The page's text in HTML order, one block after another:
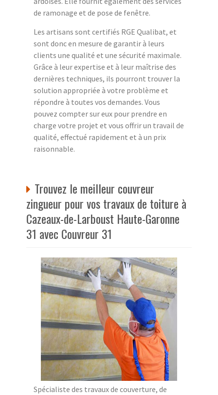
de ramonage et de pose de fenêtre.
Les artisans sont certifiés RGE Qualibat, et
sont donc en mesure de garantir à leurs
clients une qualité et une sécurité maximale.
Grâce à leur expertise et à leur maîtrise des
dernières techniques, ils pourront trouver la
solution appropriée à votre problème et
répondre à toutes vos demandes. Vous
pouvez compter sur eux pour prendre en
charge votre projet et vous offrir un travail de
qualité, effectué rapidement et à un prix
raisonnable.
Trouvez le meilleur couvreur
zingueur pour vos travaux de toiture à
Cazeaux-de-Larboust Haute-Garonne
31 avec Couvreur 31
Spécialiste des travaux de couverture, de